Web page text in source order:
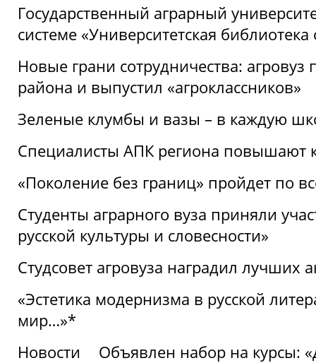
Государственный аграрный
системе «Университетская
Новые грани сотрудничества:
района и выпустил «агроклассников»
Зеленые клумбы и вазы – в каждую
Специалисты АПК региона повышают
«Поколение без границ» пройдет по
Студенты аграрного вуза приняли
русской культуры и словесности»
Студсовет агровуза наградил лучших
«Эстетика модернизма в русской
мир…»*
Новости
Объявлен набор на курсы: